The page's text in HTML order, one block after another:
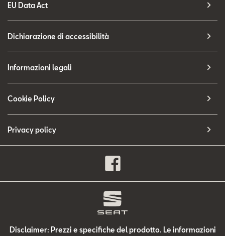
EU Data Act
Dichiarazione di accessibilità
Informazioni legali
Cookie Policy
Privacy policy
Disclaimer: Prezzi e specifiche del prodotto. Le informazioni